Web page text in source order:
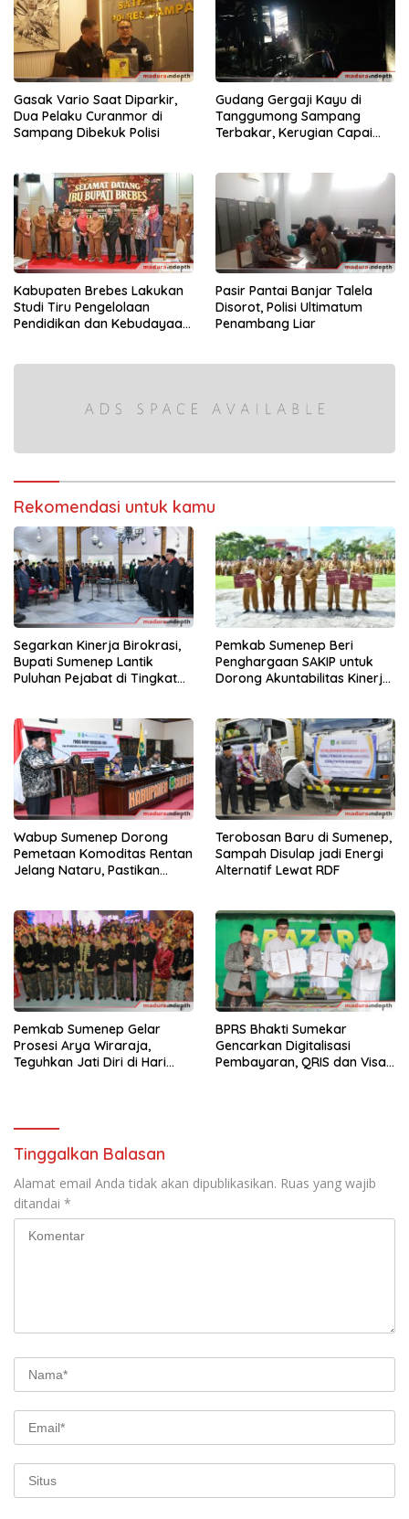
Gasak Vario Saat Diparkir,
Dua Pelaku Curanmor di
Sampang Dibekuk Polisi
Gudang Gergaji Kayu di
Tanggumong Sampang
Terbakar, Kerugian Capai
Kabupaten Brebes Lakukan
Studi Tiru Pengelolaan
Pendidikan dan Kebudayaan
Pasir Pantai Banjar Talela
Disorot, Polisi Ultimatum
Penambang Liar
Rekomendasi untuk kamu
Segarkan Kinerja Birokrasi,
Bupati Sumenep Lantik
Puluhan Pejabat di Tingkat
Pemkab Sumenep Beri
Penghargaan SAKIP untuk
Dorong Akuntabilitas Kinerja
Wabup Sumenep Dorong
Pemetaan Komoditas Rentan
Jelang Nataru, Pastikan
Terobosan Baru di Sumenep,
Sampah Disulap jadi Energi
Alternatif Lewat RDF
Pemkab Sumenep Gelar
Prosesi Arya Wiraraja,
Teguhkan Jati Diri di Hari
BPRS Bhakti Sumekar
Gencarkan Digitalisasi
Pembayaran, QRIS dan Visa
Tinggalkan Balasan
Alamat email Anda tidak akan dipublikasikan. Ruas yang wajib
ditandai *